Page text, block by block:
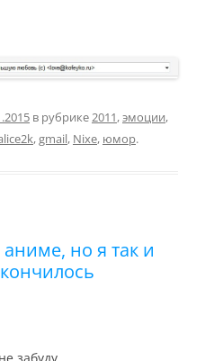
в рубрике 2011,эмоции,
,gmail, Nixe, юмор.
но я так и
забуду